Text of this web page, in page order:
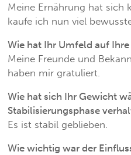
Meine Ernährung hat sich
kaufe ich nun viel
Wie hat Ihr Umfeld auf
Meine Freunde und
haben mir gratuliert.
Wie hat sich Ihr Gewicht
Stabilisierungsphase
Es ist stabil geblieben.
Wie wichtig war der